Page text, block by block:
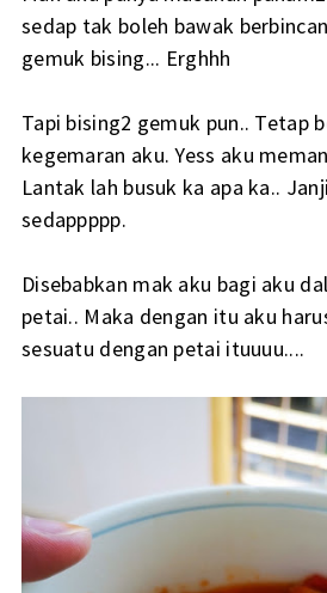
sedap tak boleh bawak
gemuk bising... Erghhh
Tapi bising2 gemuk pun.. Tetap
kegemaran aku. Yess aku
Lantak lah busuk ka apa ka..
sedappppp.
Disebabkan mak aku bagi aku
petai.. Maka dengan itu aku
sesuatu dengan petai ituuuu....